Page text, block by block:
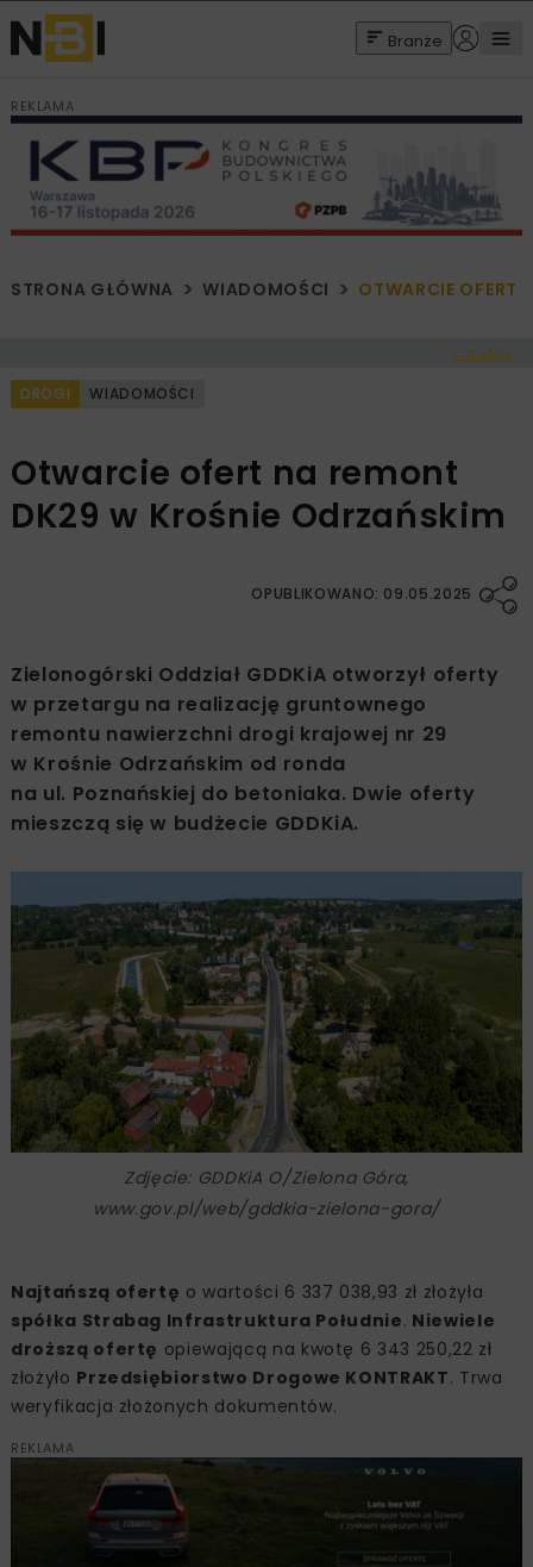
Branże
REKLAMA
STRONA GŁÓWNA WIADOMOŚCI OTWARCIE OFERT
< Cofnij
DROGI WIADOMOŚCI
Otwarcie ofert na remont
DK29 w Krośnie Odrzańskim
OPUBLIKOWANO: 09.05.2025
Zielonogórski Oddział GDDKiA otworzył oferty
w przetargu na realizację gruntownego
remontu nawierzchni drogi krajowej nr 29
w Krośnie Odrzańskim od ronda
na ul. Poznańskiej do betoniaka. Dwie oferty
mieszczą się w budżecie GDDKiA.
Zdjęcie: GDDKiA O/Zielona Góra,
www.gov.pl/web/gddkia-zielona-gora/
Najtańszą ofertę o wartości 6 337 038,93 zł złożyła
spółka Strabag Infrastruktura Południe. Niewiele
droższą ofertę opiewającą na kwotę 6 343 250,22 zł
złożyło Przedsiębiorstwo Drogowe KONTRAKT. Trwa
weryfikacja złożonych dokumentów.
REKLAMA